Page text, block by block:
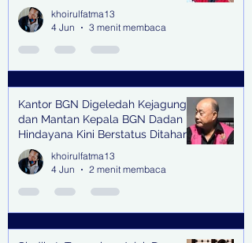
senilai Rp1,285 M di PN Surabaya
khoirulfatma13
4 Jun
3 menit membaca
Kantor BGN Digeledah Kejagung
dan Mantan Kepala BGN Dadan
Hindayana Kini Berstatus Ditahan
khoirulfatma13
4 Jun
2 menit membaca